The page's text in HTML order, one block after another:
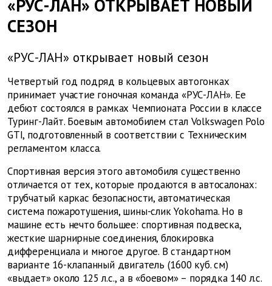
«РУС-ЛАН» ОТКРЫВАЕТ НОВЫЙ
СЕЗОН
«РУС-ЛАН» открывает новый сезон
Четвертый год подряд в кольцевых автогонках
принимает участие гоночная команда «РУС-ЛАН». Ее
дебют состоялся в рамках Чемпионата России в классе
Туринг-Лайт. Боевым автомобилем стал Volkswagen Polo
GTI, подготовленный в соответствии с Техническим
регламентом класса.
Спортивная версия этого автомобиля существенно
отличается от тех, которые продаются в автосалонах:
трубчатый каркас безопасности, автоматическая
система пожаротушения, шины-слик Yokohama. Но в
машине есть нечто большее: спортивная подвеска,
жесткие шарнирные соединения, блокировка
дифференциала и многое другое. В стандартном
варианте 16-клапанный двигатель (1600 куб. см)
«выдает» около 125 л.с., а в «боевом» – порядка 140 л.с.